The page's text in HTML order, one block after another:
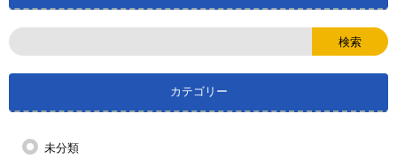
カテゴリー
未分類